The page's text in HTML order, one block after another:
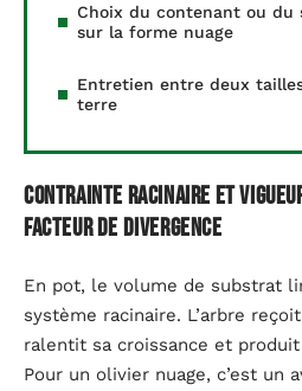
Choix du contenant ou du
sur la forme nuage
Entretien entre deux
terre
Contrainte racinaire et
facteur de divergence
En pot, le volume de substrat
système racinaire. L’arbre
ralentit sa croissance et
Pour un olivier nuage, c’est un